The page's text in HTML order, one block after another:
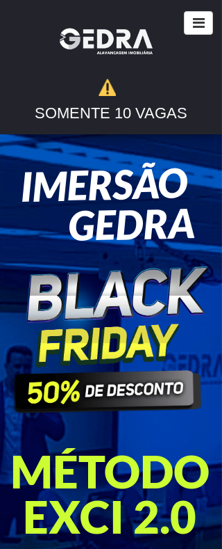
MÉTODO
EXCI 2.0
IMERSÃO
​​​​​​​ GEDRA
ÚLTIMOS LUGARES!!! GARANTA
SUA VAGA AGORA!
SOMENTE 10 VAGAS